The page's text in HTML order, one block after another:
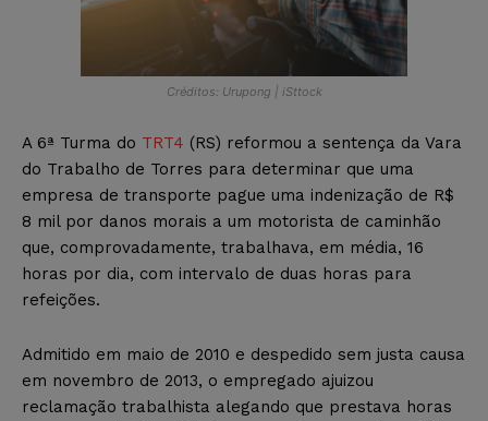
Créditos: Urupong | iSttock
A 6ª Turma do TRT4 (RS) reformou a sentença da Vara
do Trabalho de Torres para determinar que uma
empresa de transporte pague uma indenização de R$
8 mil por danos morais a um motorista de caminhão
que, comprovadamente, trabalhava, em média, 16
horas por dia, com intervalo de duas horas para
refeições.
Admitido em maio de 2010 e despedido sem justa causa
em novembro de 2013, o empregado ajuizou
reclamação trabalhista alegando que prestava horas